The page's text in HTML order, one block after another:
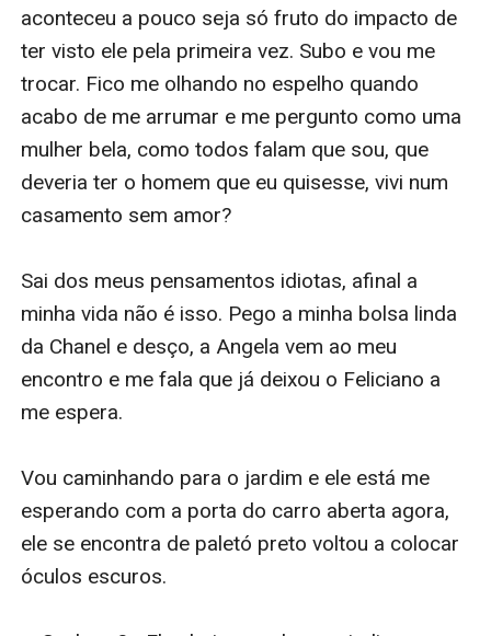
aconteceu a pouco seja só fruto do impacto de
ter visto ele pela primeira vez. Subo e vou me
trocar. Fico me olhando no espelho quando
acabo de me arrumar e me pergunto como uma
mulher bela, como todos falam que sou, que
deveria ter o homem que eu quisesse, vivi num
casamento sem amor?
Sai dos meus pensamentos idiotas, afinal a
minha vida não é isso. Pego a minha bolsa linda
da Chanel e desço, a Angela vem ao meu
encontro e me fala que já deixou o Feliciano a
me espera.
Vou caminhando para o jardim e ele está me
esperando com a porta do carro aberta agora,
ele se encontra de paletó preto voltou a colocar
óculos escuros.